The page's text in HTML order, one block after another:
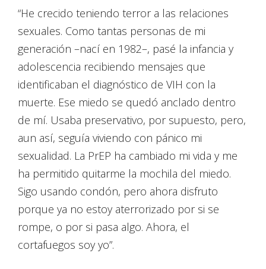
“He crecido teniendo terror a las relaciones
sexuales. Como tantas personas de mi
generación –nací en 1982–, pasé la infancia y
adolescencia recibiendo mensajes que
identificaban el diagnóstico de VIH con la
muerte. Ese miedo se quedó anclado dentro
de mí. Usaba preservativo, por supuesto, pero,
aun así, seguía viviendo con pánico mi
sexualidad. La PrEP ha cambiado mi vida y me
ha permitido quitarme la mochila del miedo.
Sigo usando condón, pero ahora disfruto
porque ya no estoy aterrorizado por si se
rompe, o por si pasa algo. Ahora, el
cortafuegos soy yo”.